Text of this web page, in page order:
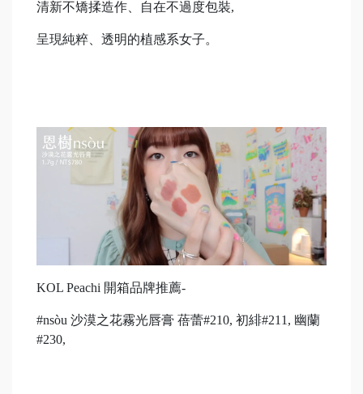
清新不矯揉造作、自在不過度包裝,
呈現純粹、透明的植感系女子。
KOL Peachi 開箱品牌推薦-
#nsòu 沙漠之花霧光唇膏 蓓蕾#210, 初緋#211, 幽蘭
#230,